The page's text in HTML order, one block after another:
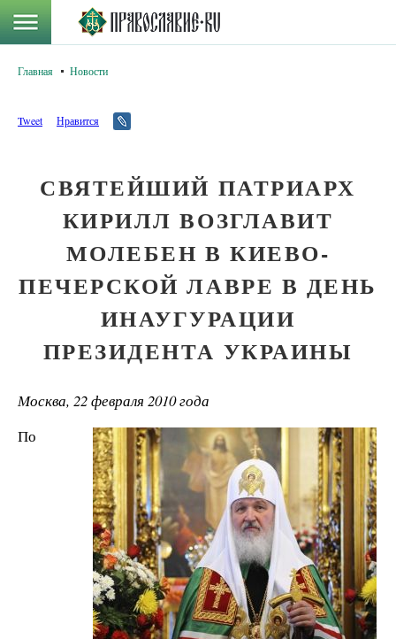
Главная Новости
Tweet Нравится
СВЯТЕЙШИЙ ПАТРИАРХ
КИРИЛЛ ВОЗГЛАВИТ
МОЛЕБЕН В КИЕВО-
ПЕЧЕРСКОЙ ЛАВРЕ В ДЕНЬ
ИНАУГУРАЦИИ
ПРЕЗИДЕНТА УКРАИНЫ
Москва, 22 февраля 2010 года
По